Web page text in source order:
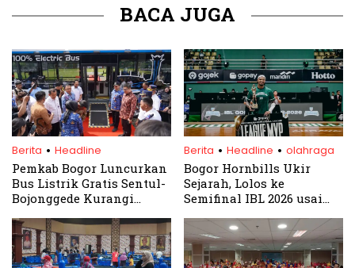
BACA JUGA
Berita . Headline
Pemkab Bogor Luncurkan
Bus Listrik Gratis Sentul-
Bojonggede Kurangi
Berita . Headline . olahraga
Bogor Hornbills Ukir
Sejarah, Lolos ke
Semifinal IBL 2026 usai
Bengawan Solo